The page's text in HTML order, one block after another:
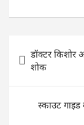
at
s
A
p
p
c
e
b
o
o
Postडॉक्टर किशोर
शोक
स्काउट